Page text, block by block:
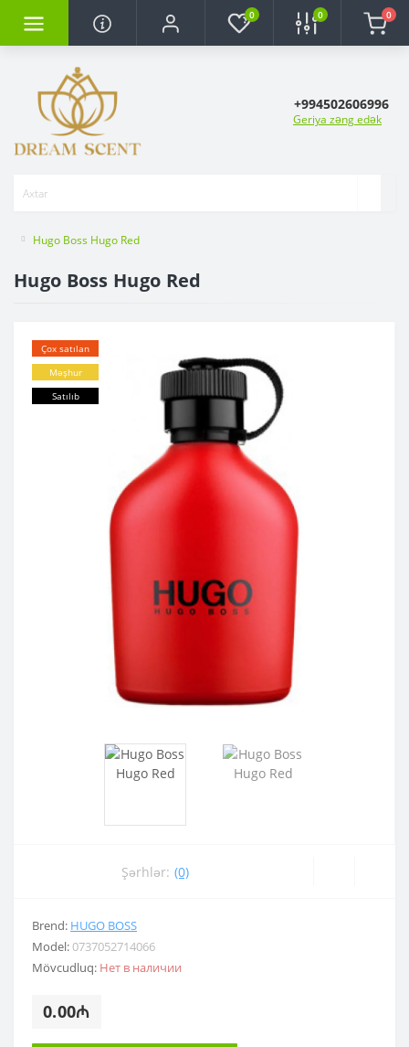
0 0 0
+994502606996
Geriya zəng edək
Hugo Boss Hugo Red
Hugo Boss Hugo Red
Çox satılan
Məşhur
Satılıb
Şərhlər: (0)
Brend: HUGO BOSS
Model:0737052714066
Mövcudluq: Нет в наличии
0.00₼